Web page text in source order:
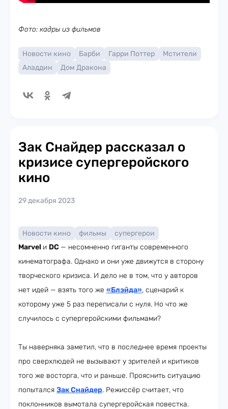
Фото: кадры из фильмов
Новости кино Барби Гарри Поттер
Мстители
Аладдин
Дом Дракона
Зак Снайдер рассказал о
кризисе супергеройского
кино
29 декабря 2023
Новости кино фильмы
супергерои
Marvel и DC — несомненно гиганты современного
кинематографа. Однако и они уже движутся в сторону
творческого кризиса. И дело не в том, что у авторов
нет идей — взять того же «Блэйда», сценарий к
которому уже 5 раз переписали с нуля. Но что же
случилось с супергеройскими фильмами?
Ты наверняка заметил, что в последнее время проекты
про сверхлюдей не вызывают у зрителей и критиков
того же восторга, что и раньше. Прояснить ситуацию
попытался Зак Снайдер. Режиссёр считает, что
поклонников вымотала супергеройская повестка.